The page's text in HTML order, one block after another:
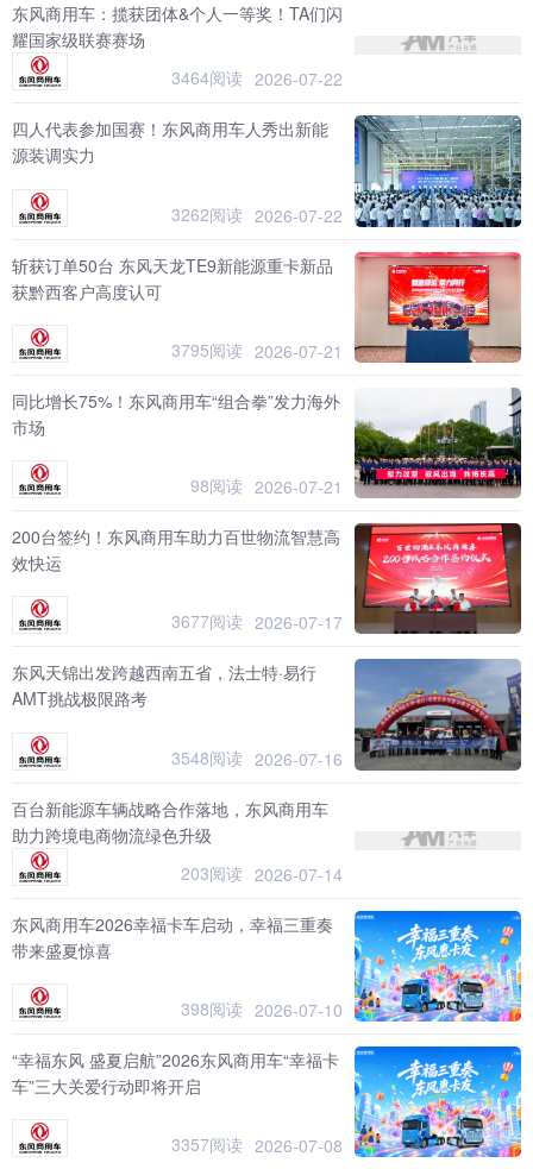
东风商用车：揽获团体&个人一等奖！TA们闪
耀国家级联赛赛场
3464阅读 2026-07-22
四人代表参加国赛！东风商用车人秀出新能
源装调实力
3262阅读 2026-07-22
斩获订单50台 东风天龙TE9新能源重卡新品
获黔西客户高度认可
3795阅读 2026-07-21
同比增长75%！东风商用车“组合拳”发力海外
市场
98阅读 2026-07-21
200台签约！东风商用车助力百世物流智慧高
效快运
3677阅读 2026-07-17
东风天锦出发跨越西南五省，法士特·易行
AMT挑战极限路考
3548阅读 2026-07-16
百台新能源车辆战略合作落地，东风商用车
助力跨境电商物流绿色升级
203阅读 2026-07-14
东风商用车2026幸福卡车启动，幸福三重奏
带来盛夏惊喜
398阅读 2026-07-10
“幸福东风 盛夏启航”2026东风商用车“幸福卡
车”三大关爱行动即将开启
3357阅读 2026-07-08